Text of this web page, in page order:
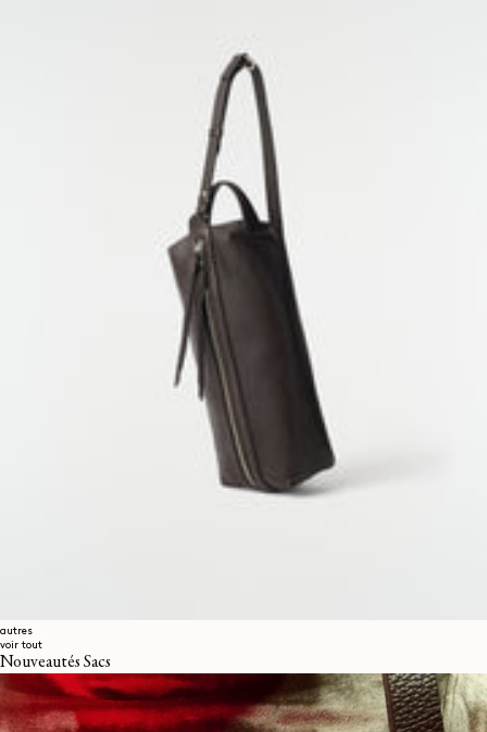
autres
voir tout
Nouveautés Sacs